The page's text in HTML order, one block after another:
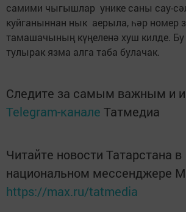
самими чыгышлар унике саны сау-
куйганыннан нык аерыла, һәр номер
тамашачының күңеленә хуш килде. Бу
тулырак язма алга таба булачак.
Следите за самым важным и
Telegram-канале Татмедиа
Читайте новости Татарстана в
национальном мессенджере
https://max.ru/tatmedia